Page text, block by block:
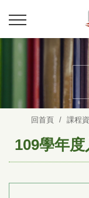
回首頁 課程
109學年度